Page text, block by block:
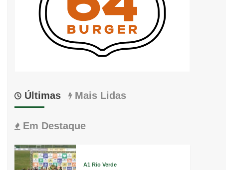
Últimas Mais Lidas
Em Destaque
A1 Rio Verde